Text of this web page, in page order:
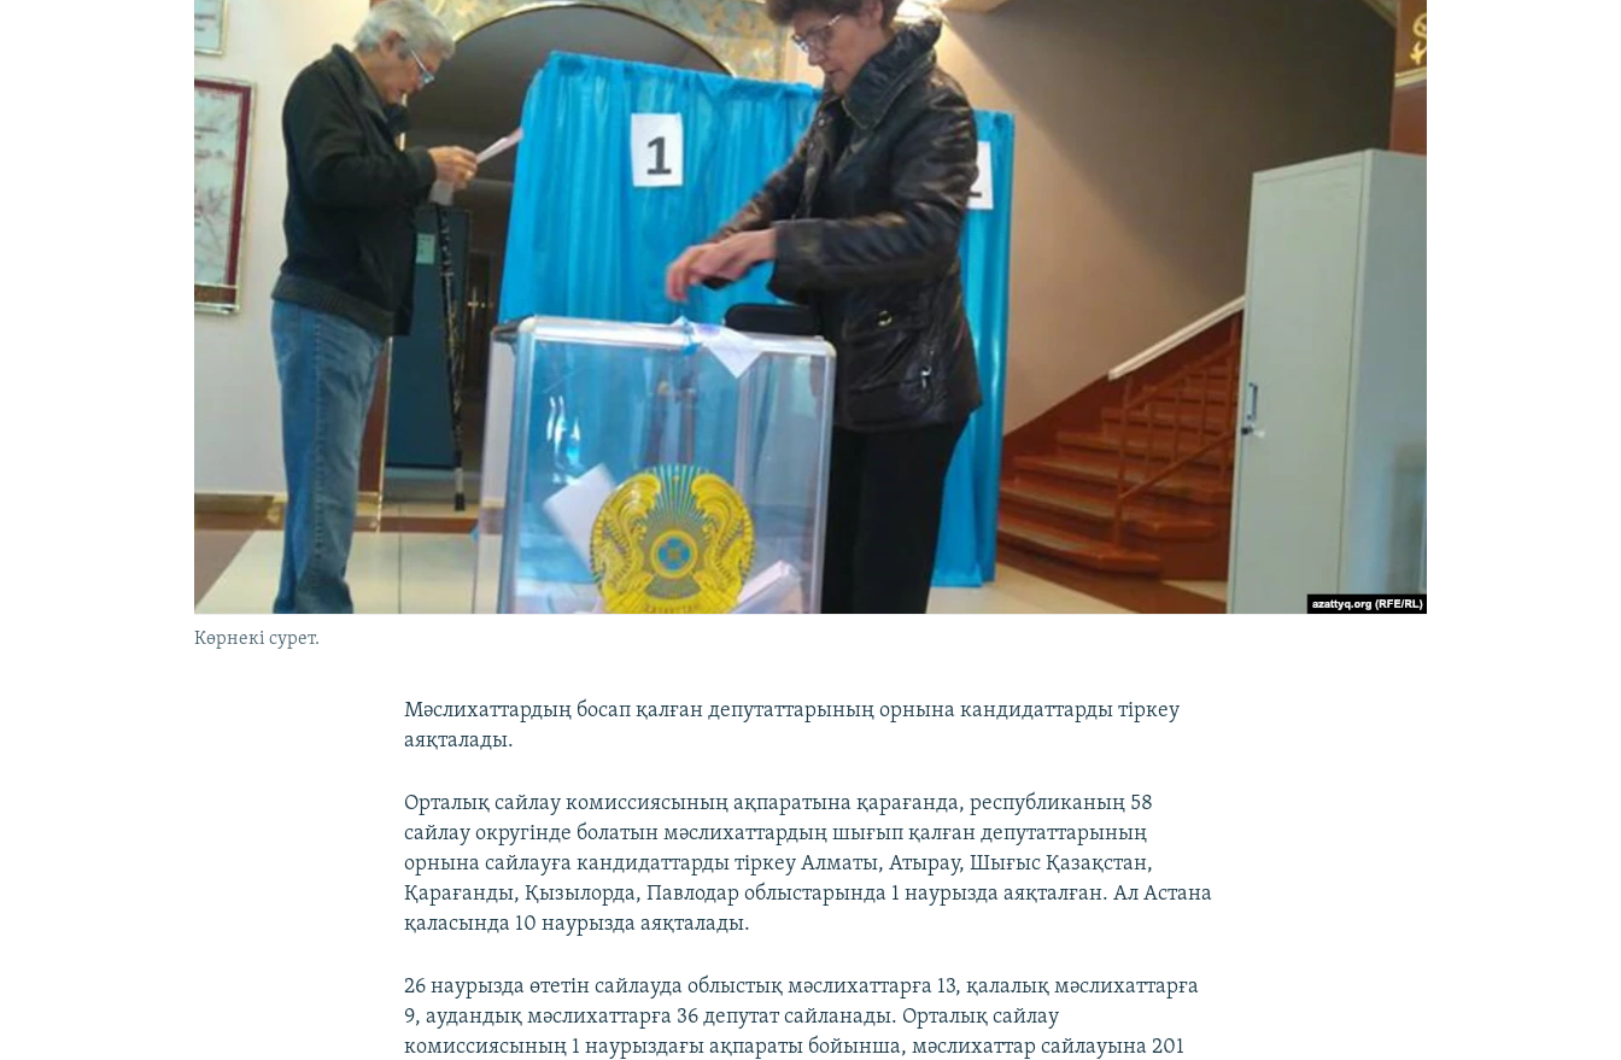
Көрнекі сурет.
Мәслихаттардың босап қалған депутаттарының орнына кандидаттарды тіркеу
аяқталады.
Орталық сайлау комиссиясының ақпаратына қарағанда, республиканың 58
сайлау округінде болатын мәслихаттардың шығып қалған депутаттарының
орнына сайлауға кандидаттарды тіркеу Алматы, Атырау, Шығыс Қазақстан,
Қарағанды, Қызылорда, Павлодар облыстарында 1 наурызда аяқталған. Ал Астана
қаласында 10 наурызда аяқталады.
26 наурызда өтетін сайлауда облыстық мәслихаттарға 13, қалалық мәслихаттарға
9, аудандық мәслихаттарға 36 депутат сайланады. Орталық сайлау
комиссиясының 1 наурыздағы ақпараты бойынша, мәслихаттар сайлауына 201